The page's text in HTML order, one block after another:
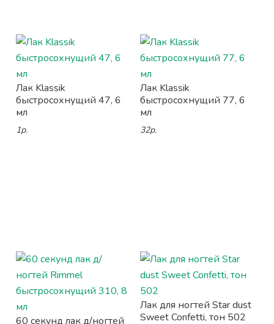
Лак Klassik
быстросохнущий 47, 6
мл
1р.
Лак Klassik
быстросохнущий 77, 6
мл
32р.
60 секунд лак д/ногтей
Лак для ногтей Star dust
Sweet Confetti, тон 502